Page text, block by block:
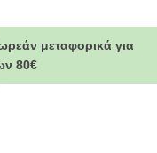
μεταφορικά για
80€